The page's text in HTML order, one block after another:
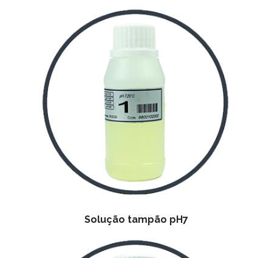
Solução tampão pH7